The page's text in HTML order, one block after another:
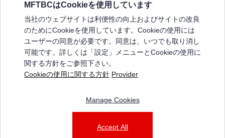
弊社の製品について
販売店リスト
よくある質問 / お問い合わせ
特定商取引法に基づく表記
三菱ふそうショップ_利用規約
MFTBCはCookieを使用しています
当社のウェブサイトは利便性の向上およびサイトの改良
のためにCookieを使用しています。Cookieの使用には
ユーザーの同意が必要です。同意は、いつでも取り消し
可能です。詳しくは「設定」メニューとCookieの使用に
関する方針をご参照下さい。
Cookieの使用に関する方針 Provider
Manage Cookies
Accept All